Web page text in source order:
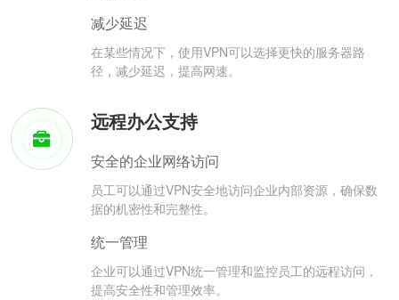
减少延迟
在某些情况下，使用VPN可以选择更快的服务器路
径，减少延迟，提高网速。
远程办公支持
安全的企业网络访问
员工可以通过VPN安全地访问企业内部资源，确保数
据的机密性和完整性。
统一管理
企业可以通过VPN统一管理和监控员工的远程访问，
提高安全性和管理效率。